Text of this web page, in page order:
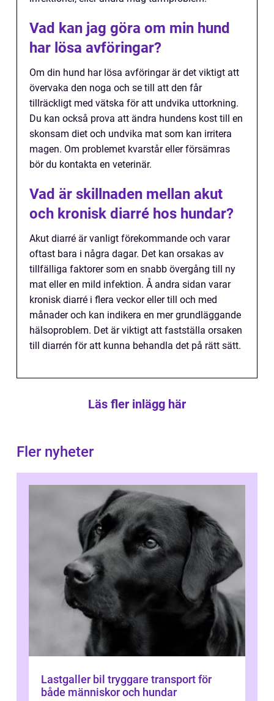
Vad kan jag göra om min hund
har lösa avföringar?
Om din hund har lösa avföringar är det viktigt att
övervaka den noga och se till att den får
tillräckligt med vätska för att undvika uttorkning.
Du kan också prova att ändra hundens kost till en
skonsam diet och undvika mat som kan irritera
magen. Om problemet kvarstår eller försämras
bör du kontakta en veterinär.
Vad är skillnaden mellan akut
och kronisk diarré hos hundar?
Akut diarré är vanligt förekommande och varar
oftast bara i några dagar. Det kan orsakas av
tillfälliga faktorer som en snabb övergång till ny
mat eller en mild infektion. Å andra sidan varar
kronisk diarré i flera veckor eller till och med
månader och kan indikera en mer grundläggande
hälsoproblem. Det är viktigt att fastställa orsaken
till diarrén för att kunna behandla det på rätt sätt.
Läs fler inlägg här
Fler nyheter
Lastgaller bil tryggare transport för
både människor och hundar